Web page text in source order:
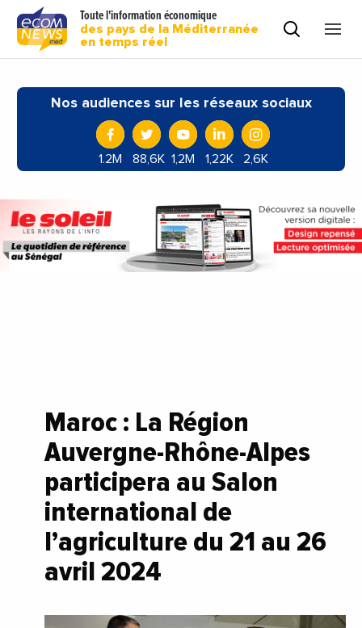
Toute l'information économique
des pays de la Méditerranée
en temps réel
Nos audiences sur les réseaux sociaux
1.2M 88,6K 1,2M 1,22K 2,6K
Maroc : La Région
Auvergne-Rhône-Alpes
participera au Salon
international de
l’agriculture du 21 au 26
avril 2024